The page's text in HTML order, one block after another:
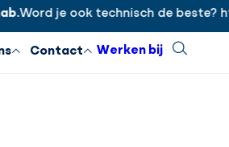
je ook technisch de beste?
Inloggen
Contact Werken bij Zoeken